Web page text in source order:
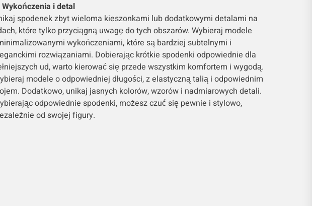
i detal
spodenek zbyt wieloma kieszonkami lub dodatkowymi detalami na
które tylko przyciągną uwagę do tych obszarów. Wybieraj modele
wykończeniami, które są bardziej subtelnymi i
rozwiązaniami. Dobierając krótkie spodenki odpowiednie dla
ud, warto kierować się przede wszystkim komfortem i wygodą.
modele o odpowiedniej długości, z elastyczną talią i odpowiednim
Dodatkowo, unikaj jasnych kolorów, wzorów i nadmiarowych detali.
odpowiednie spodenki, możesz czuć się pewnie i stylowo,
od swojej figury.